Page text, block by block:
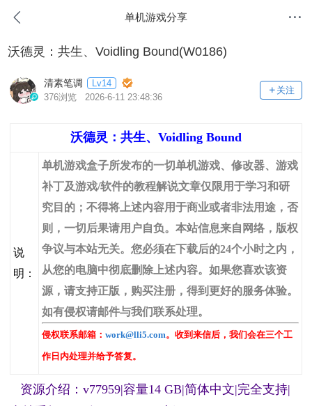
单机游戏分享
沃德灵：共生、Voidling Bound(W0186)
清素笔调
Lv14
376浏览 2026-6-11 23:48:36
关注
沃德灵：共生、Voidling Bound
说
明：
单机游戏盒子所发布的一切单机游戏、修改器、游戏
补丁及游戏/软件的教程解说文章仅限用于学习和研
究目的；不得将上述内容用于商业或者非法用途，否
则，一切后果请用户自负。本站信息来自网络，版权
争议与本站无关。您必须在下载后的24个小时之内，
从您的电脑中彻底删除上述内容。如果您喜欢该资
源，请支持正版，购买注册，得到更好的服务体验。
如有侵权请邮件与我们联系处理。
侵权联系邮箱： work@lli5.com。收到来信后，我们会在三个工
作日内处理并给予答复。
资源介绍：v77959|容量14 GB|简体中文|完全支持|